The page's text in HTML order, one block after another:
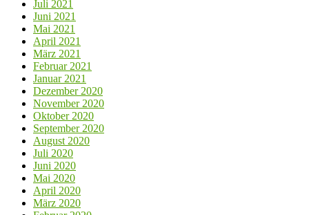
Juli 2021
Juni 2021
Mai 2021
April 2021
März 2021
Februar 2021
Januar 2021
Dezember 2020
November 2020
Oktober 2020
September 2020
August 2020
Juli 2020
Juni 2020
Mai 2020
April 2020
März 2020